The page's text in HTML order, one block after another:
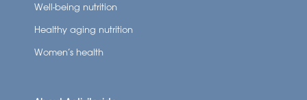
Well-being nutrition
Healthy aging nutrition
Women’s health